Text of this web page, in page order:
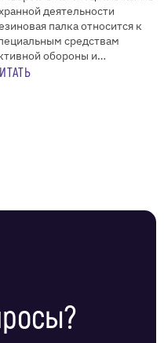
деятельности
палка относится к
средствам
обороны и…